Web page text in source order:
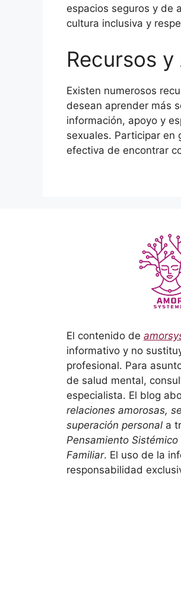
espacios seguros y de
cultura inclusiva y
Recursos y
Existen numerosos
desean aprender más
información, apoyo y
sexuales. Participar en
efectiva de encontrar
El contenido de
informativo y no
profesional. Para
de salud mental,
especialista. El blog
relaciones amorosas,
superación personal a
Pensamiento Sistémico
Familiar. El uso de la
responsabilidad